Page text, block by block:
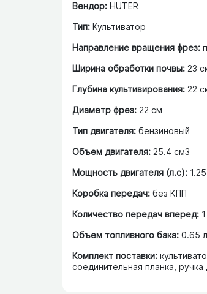
Вендор: HUTER
Тип: Культиватор
Направление вращения фрез:
Ширина обработки почвы: 23
Глубина культивирования: 22
Диаметр фрез: 22 см
Тип двигателя: бензиновый
Объем двигателя: 25.4 см3
Мощность двигателя (л.с):
Коробка передач: без КПП
Количество передач вперед: 1
Объем топливного бака: 0.65 л
Комплект поставки:
соединительная планка,